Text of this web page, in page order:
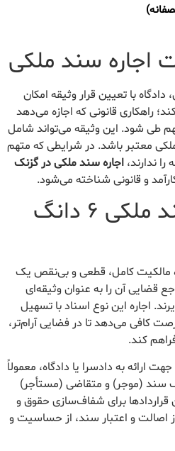
اجاره سند ملکی
با تعیین قرار وثیقه امکان
راهکاری قانونی که اجازه می‌دهد
طی شود. این وثیقه می‌تواند شامل
ملکی معتبر باشد. در شرایطی که متهم
را ندارند، اجاره سند ملکی در گزنک
و قانونی شناخته می‌شود.
شرایط اجاره سند ملکی ۶ دانگ
مالکیت کامل، قطعی و بی‌نقص یک
قضایی آن را به عنوان وثیقه‌ای
اجاره این نوع اسناد با تسهیل
کافی می‌دهد تا در فضایی آرام‌تر،
کند.
سند ملکی ۶ دانگ جهت ارائه به دادسرا یا دادگاه، معمولاً
سند (موجر) و متقاضی (مستأجر)
برای شفاف‌سازی حقوق و
اصالت و اعتبار سند، از حساسیت و